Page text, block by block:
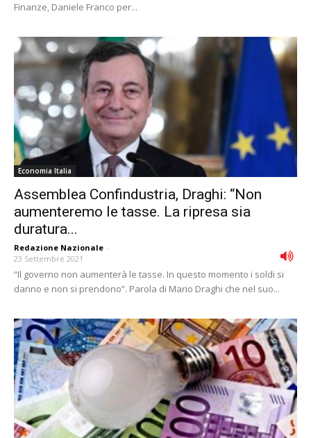
Finanze, Daniele Franco per...
Economia Italia
Assemblea Confindustria, Draghi: “Non
aumenteremo le tasse. La ripresa sia
duratura...
Redazione Nazionale -
23 Settembre 2021
“Il governo non aumenterà le tasse. In questo momento i soldi si
danno e non si prendono”. Parola di Mario Draghi che nel suo...